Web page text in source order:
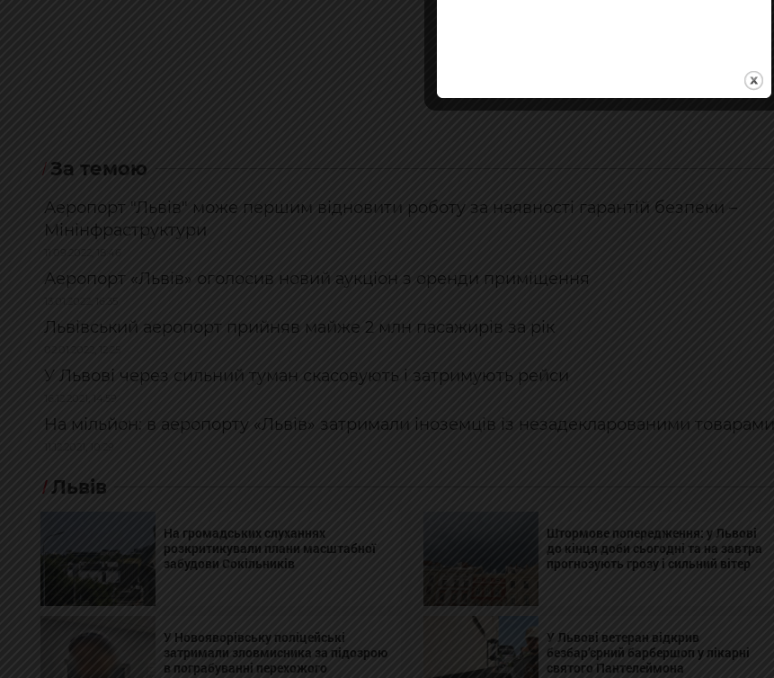
За темою
Аеропорт "Львів" може першим відновити роботу за наявності гарантій безпеки –
Мінінфраструктури
Аеропорт «Львів» оголосив новий аукціон з оренди приміщення
Львівський аеропорт прийняв майже 2 млн пасажирів за рік
У Львові через сильний туман скасовують і затримують рейси
На мільйон: в аеропорту «Львів» затримали іноземців із незадекларованими товарами
Львів
На громадських слуханнях
розкритикували плани масштабної
забудови Сокільників
Штормове попередження: у Львові
до кінця доби сьогодні та на завтра
прогнозують грозу і сильний вітер
У Новояворівську поліцейські
затримали зловмисника за підозрою
в пограбуванні перехожого
У Львові ветеран відкрив
безбар’єрний барбершоп у лікарні
святого Пантелеймона